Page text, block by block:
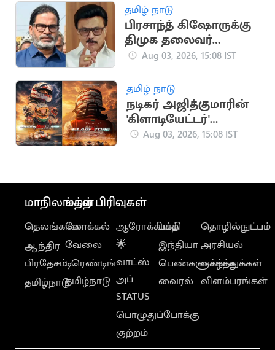
தமிழ் நாடு
பிரசாந்த் கிஷோருக்கு
திமுக தலைவர்
மு.க.ஸ்டாலின்
Aug 03, 2026, 15:08 IST
தமிழ் நாடு
நடிகர் அஜித்குமாரின்
'கிளாடியேட்டர்'
ஆவணப்படத்தின்
Aug 03, 2026, 15:08 IST
மாநிலங்கள்
தெலங்கானா
ஆந்திர
பிரதேசம்
தமிழ்நாடு
மற்ற பிரிவுகள்
லோக்கல்
வேலை
டிரெண்டிங்
தமிழ்நாடு
ஆரோக்கியம்
🌟
வாட்ஸ்
அப்
STATUS
பொழுதுப்போக்கு
குற்றம்
பக்தி
இந்தியா
பெண்களுக்காக
வைரல்
தொழில்நுட்பம்
அரசியல்
வாழ்த்துக்கள்
விளம்பரங்கள்